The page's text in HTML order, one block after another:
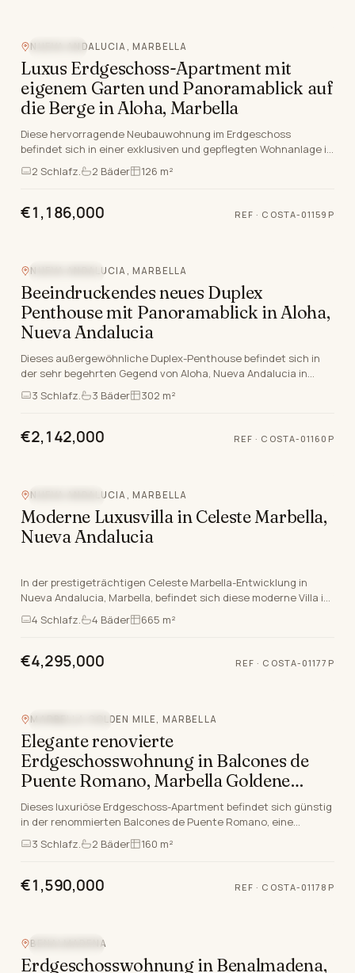
NUEVA ANDALUCIA, MARBELLA
Luxus Erdgeschoss-Apartment mit
eigenem Garten und Panoramablick auf
die Berge in Aloha, Marbella
Diese hervorragende Neubauwohnung im Erdgeschoss
befindet sich in einer exklusiven und gepflegten Wohnanlage in
Aloha, Nueva Andalucia, Marbella. Dieses luxuri…
2 Schlafz. 2 Bäder 126 m²
€1,186,000 REF · COSTA-01159P
NUEVA ANDALUCIA, MARBELLA
Beeindruckendes neues Duplex
Penthouse mit Panoramablick in Aloha,
Nueva Andalucia
Dieses außergewöhnliche Duplex-Penthouse befindet sich in
der sehr begehrten Gegend von Aloha, Nueva Andalucia in
Marbella, Málaga, bietet eine seltene Gelegen…
3 Schlafz. 3 Bäder 302 m²
€2,142,000 REF · COSTA-01160P
NUEVA ANDALUCIA, MARBELLA
Moderne Luxusvilla in Celeste Marbella,
Nueva Andalucia
In der prestigeträchtigen Celeste Marbella-Entwicklung in
Nueva Andalucia, Marbella, befindet sich diese moderne Villa in
der Spitze des Luxus leben an der Cos…
4 Schlafz. 4 Bäder 665 m²
€4,295,000 REF · COSTA-01177P
MARBELLA GOLDEN MILE, MARBELLA
Elegante renovierte
Erdgeschosswohnung in Balcones de
Puente Romano, Marbella Goldene
Meile
Dieses luxuriöse Erdgeschoss-Apartment befindet sich günstig
in der renommierten Balcones de Puente Romano, eine
exklusive Adresse auf der renommierten Marbell…
3 Schlafz. 2 Bäder 160 m²
€1,590,000 REF · COSTA-01178P
BENALMADENA
Erdgeschosswohnung in Benalmadena,